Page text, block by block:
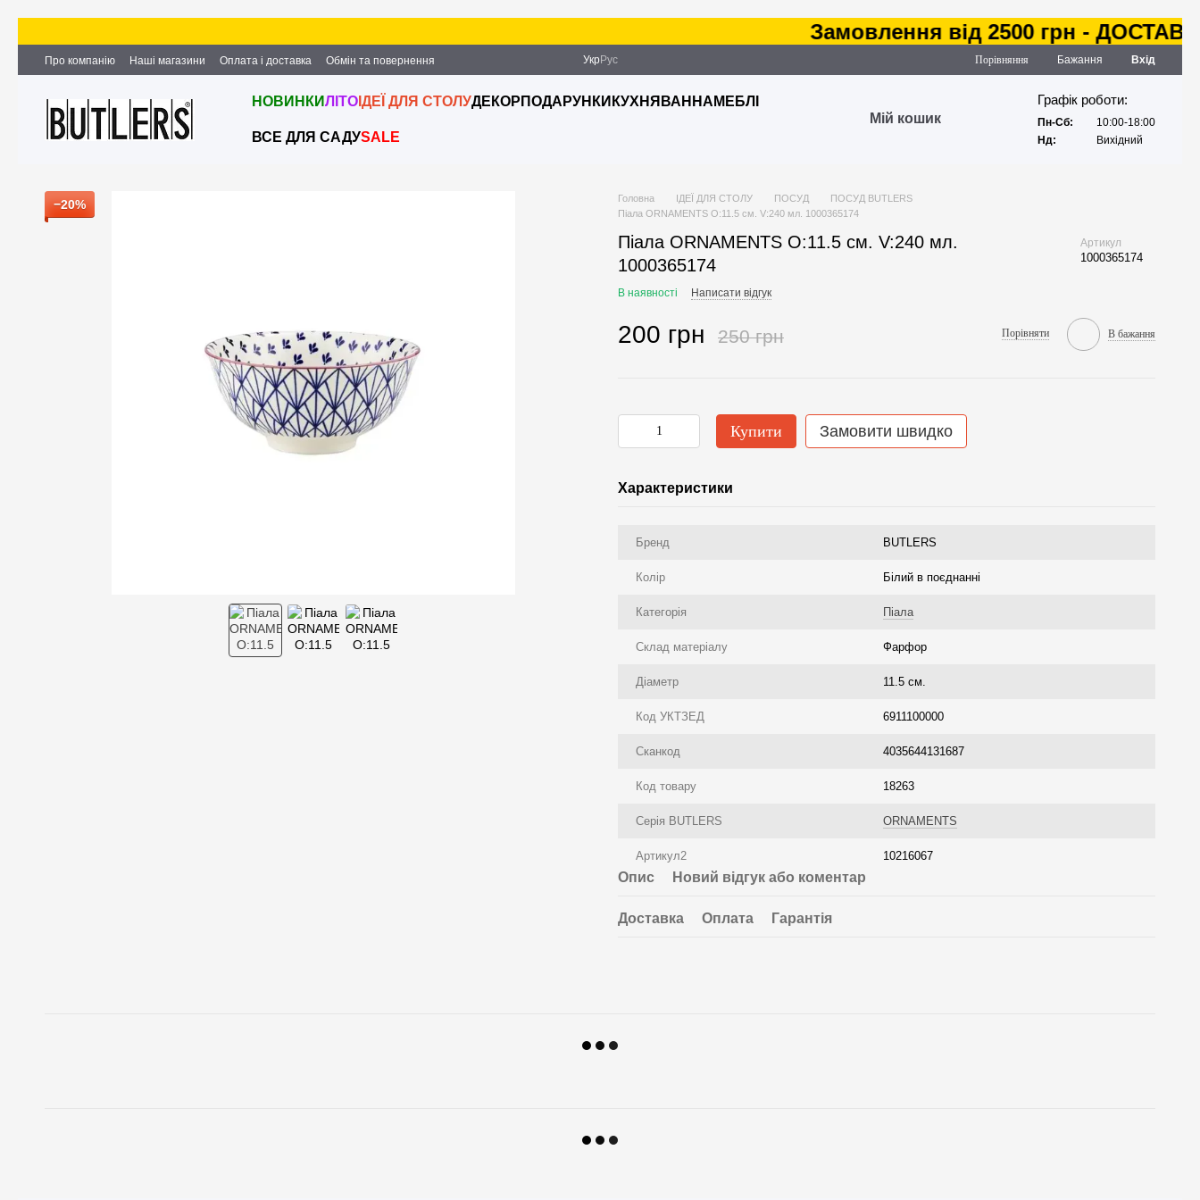
Замовлення від 2500 грн - ДОСТАВКА
Про компанію Наші магазини Оплата і доставка
Обмін та повернення
Партнерство та співпраця
Вакансії Контактна інформація
Укр Рус Порівняння Бажання Вхід
НОВИНКИЛІТО ІДЕЇ ДЛЯ СТОЛУДЕКОР ПОДАРУНКИ КУХНЯ ВАННА МЕБЛІ
ВСЕ ДЛЯ САДУSALE
Мій кошик
Графік роботи:
Пн-Сб:
10:00-18:00
Нд:
Вихідний
−20% Головна ІДЕЇ ДЛЯ СТОЛУ ПОСУД
ПОСУД BUTLERS
Піала ORNAMENTS O:11.5 см. V:240 мл. 1000365174
Піала ORNAMENTS O:11.5 см. V:240 мл.
1000365174
Артикул
1000365174
В наявності Написати відгук
200 грн 250 грн Порівняти В бажання
Купити Замовити швидко
Характеристики
Бренд BUTLERS
Колір Білий в поєднанні
Категорія Піала
Склад матеріалу Фарфор
Діаметр 11.5 см.
Код УКТЗЕД 6911100000
Сканкод 4035644131687
Код товару 18263
Серія BUTLERS ORNAMENTS
Артикул2 10216067
Опис Новий відгук або коментар
Доставка Оплата Гарантія